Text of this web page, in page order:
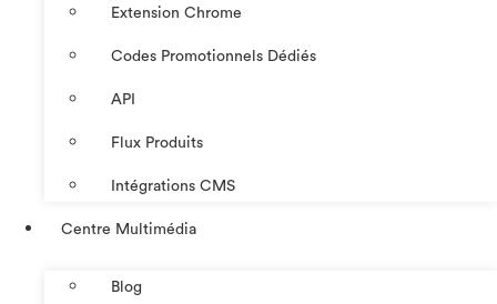
Extension Chrome
Codes Promotionnels Dédiés
API
Flux Produits
Intégrations CMS
Centre Multimédia
Blog